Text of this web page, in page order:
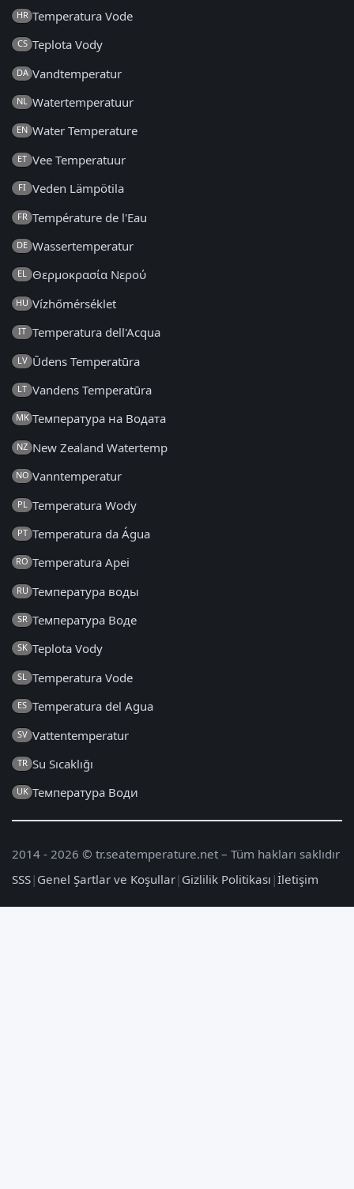
HR Temperatura Vode
CS Teplota Vody
DA Vandtemperatur
NL Watertemperatuur
EN Water Temperature
ET Vee Temperatuur
FI Veden Lämpötila
FR Température de l'Eau
DE Wassertemperatur
EL Θερμοκρασία Νερού
HU Vízhőmérséklet
IT Temperatura dell'Acqua
LV Ūdens Temperatūra
LT Vandens Temperatūra
MK Температура на Водата
NZ New Zealand Watertemp
NO Vanntemperatur
PL Temperatura Wody
PT Temperatura da Água
RO Temperatura Apei
RU Температура воды
SR Температура Воде
SK Teplota Vody
SL Temperatura Vode
ES Temperatura del Agua
SV Vattentemperatur
TR Su Sıcaklığı
UK Температура Води
2014 - 2026 © tr.seatemperature.net – Tüm hakları saklıdır
SSS| Genel Şartlar ve Koşullar| Gizlilik Politikası |İletişim